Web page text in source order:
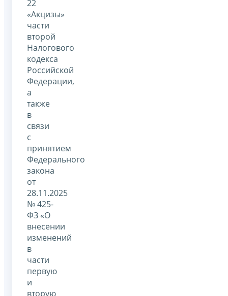
22
«Акцизы»
части
второй
Налогового
кодекса
Российской
Федерации,
а
также
в
связи
с
принятием
Федерального
закона
от
28.11.2025
№ 425-
ФЗ «О
внесении
изменений
в
части
первую
и
вторую